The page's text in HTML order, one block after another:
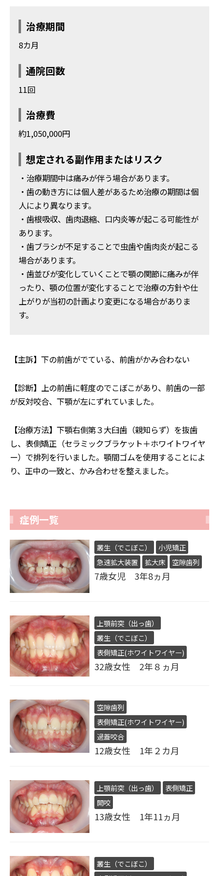
治療期間
8カ月
通院回数
11回
治療費
約1,050,000円
想定される副作用またはリスク
・治療期間中は痛みが伴う場合があります。
・歯の動き方には個人差があるため治療の期間は個
人により異なります。
・歯根吸収、歯肉退縮、口内炎等が起こる可能性が
あります。
・歯ブラシが不足することで虫歯や歯肉炎が起こる
場合があります。
・歯並びが変化していくことで顎の関節に痛みが伴
ったり、顎の位置が変化することで治療の方針や仕
上がりが当初の計画より変更になる場合がありま
す。
【主訴】下の前歯がでている、前歯がかみ合わない
【診断】上の前歯に軽度のでこぼこがあり、前歯の一部
が反対咬合、下顎が左にずれていました。
【治療方法】下顎右側第３大臼歯（親知らず）を抜歯
し、表側矯正（セラミックブラケット＋ホワイトワイヤ
ー）で排列を行いました。顎間ゴムを使用することによ
り、正中の一致と、かみ合わせを整えました。
症例一覧
叢生（でこぼこ）
小児矯正
急速拡大装置
拡大床 空隙歯列
7歳女児 3年8ヵ月
上顎前突（出っ歯）
叢生（でこぼこ）
表側矯正(ホワイトワイヤー)
32歳女性 2年８ヵ月
空隙歯列
表側矯正(ホワイトワイヤー)
過蓋咬合
12歳女性 1年２カ月
上顎前突（出っ歯）
表側矯正
開咬
13歳女性 1年11ヵ月
叢生（でこぼこ）